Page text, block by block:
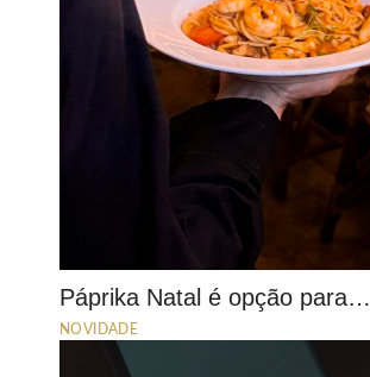
Páprika Natal é opção para…
NOVIDADE